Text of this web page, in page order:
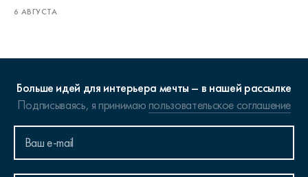
6 АВГУСТА
Больше идей для интерьера мечты – в нашей рассылке
Подписываясь, я принимаюпользовательское соглашение